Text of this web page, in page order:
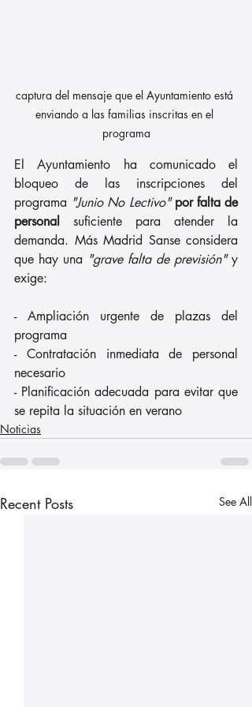
captura del mensaje que el Ayuntamiento está
enviando a las familias inscritas en el
programa
El Ayuntamiento ha comunicado el
bloqueo de las inscripciones del
programa "Junio No Lectivo" por falta de
personal suficiente para atender la
demanda. Más Madrid Sanse considera
que hay una "grave falta de previsión" y
exige:
- Ampliación urgente de plazas del
programa
- Contratación inmediata de personal
necesario
- Planificación adecuada para evitar que
se repita la situación en verano
Noticias
Recent Posts See All